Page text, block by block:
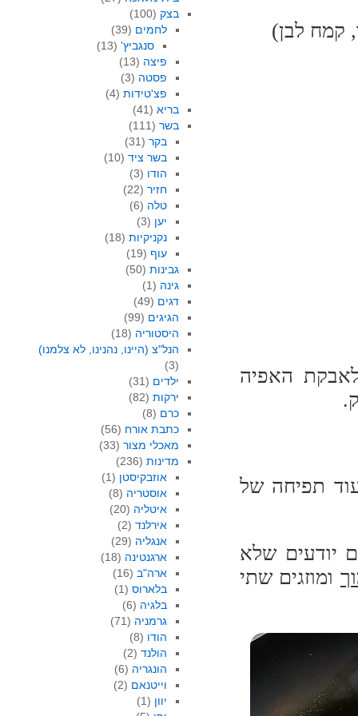
האפיה
תפיחה של
יודעים שלא
ומוזגים שתי
בצק(100)
לחמים (39)
סנגביץ'(13)
פיצה (13)
פסטה (3)
פצ'טידות (4)
בריא(41)
בשר(111)
בקר (31)
בשר ציד (10)
הודו (3)
חזיר (22)
טלה (6)
יען (3)
נקניקיות (18)
עוף (19)
גבינות(50)
גינה (1)
דגים (49)
הגיגים (99)
היסטוריה (18)
הנל"צ (היינו, נהנינו, לא צלמנו)
(3)
ילדים (31)
ירקות(82)
כרם (8)
כתבת אורח (56)
מאכלי מצור(33)
מדינות(236)
אוזבקיסטן (1)
אוסטריה (8)
איטליה (20)
אירלנד (2)
אנגליה (29)
ארגנטינה (18)
ארה"ב (16)
בלארוס (1)
בלגיה (6)
גרמניה (71)
הודו (8)
הולנד (2)
הונגריה (6)
וייטנאם (2)
יוון (1)